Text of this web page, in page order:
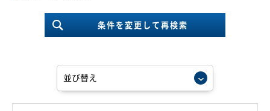
条件を変更して再検索